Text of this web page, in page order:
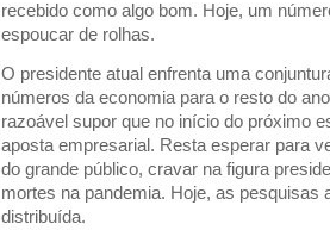
recebido como algo bom. Hoje, um
espoucar de rolhas.
O presidente atual enfrenta uma
números da economia para o resto do
razoável supor que no início do próximo
aposta empresarial. Resta esperar para
do grande público, cravar na figura
mortes na pandemia. Hoje, as pesquisas
distribuída.